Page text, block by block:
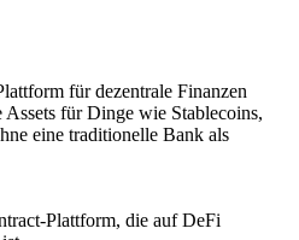
für dezentrale Finanzen
für Dinge wie Stablecoins,
eine traditionelle Bank als
Plattform, die auf DeFi